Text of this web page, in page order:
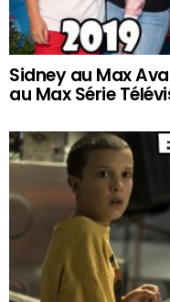
Sidney au Max
au Max Série